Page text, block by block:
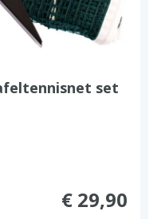
set
€ 29,90